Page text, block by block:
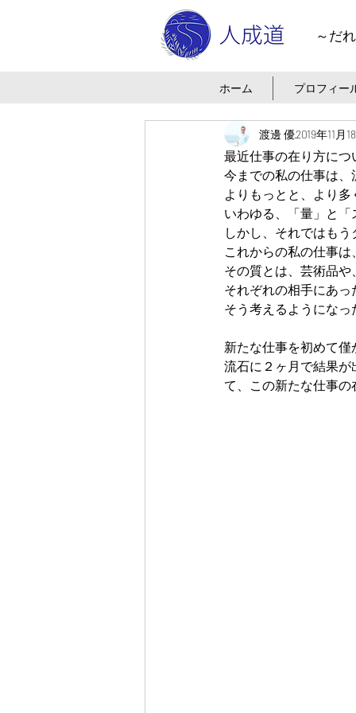
～だ
ホーム プロフィー
渡邊 優2019年11月
最近仕事の在り方に
今までの私の仕事は
よりもっとと、より
いわゆる、「量」と
しかし、それではも
これからの私の仕事
その質とは、芸術品
それぞれの相手にあ
そう考えるようになっ
新たな仕事を初めて僅
流石に２ヶ月で結果
て、この新たな仕事